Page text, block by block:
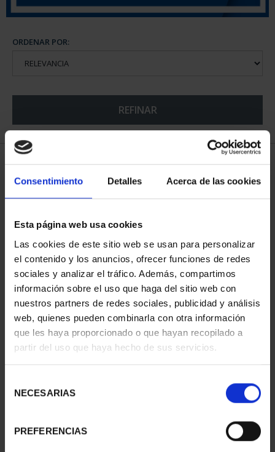
Consentimiento Detalles Acerca de las cookies
Esta página web usa cookies
Las cookies de este sitio web se usan para personalizar
el contenido y los anuncios, ofrecer funciones de redes
sociales y analizar el tráfico. Además, compartimos
información sobre el uso que haga del sitio web con
nuestros partners de redes sociales, publicidad y análisis
web, quienes pueden combinarla con otra información
que les haya proporcionado o que hayan recopilado a
partir del uso que haya hecho de sus servicios.
NECESARIAS
PREFERENCIAS
ORDENAR POR:
REFINAR
5 Productos encontrados
SUSCRIPCIÓN
CAPITALES DE
PROVINCIA 1
949,00 €
Sólo para usuarios
registrados
SUSCRIPCIÓN
CAPITALES DE
PROVINCIA 2
949,00 €
Sólo para usuarios
registrados